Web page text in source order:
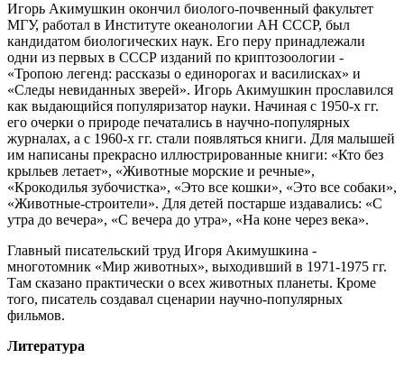
Игорь Акимушкин окончил биолого-почвенный факультет
МГУ, работал в Институте океанологии АН СССР, был
кандидатом биологических наук. Его перу принадлежали
одни из первых в СССР изданий по криптозоологии -
«Тропою легенд: рассказы о единорогах и василисках» и
«Следы невиданных зверей». Игорь Акимушкин прославился
как выдающийся популяризатор науки. Начиная с 1950-х гг.
его очерки о природе печатались в научно-популярных
журналах, а с 1960-х гг. стали появляться книги. Для малышей
им написаны прекрасно иллюстрированные книги: «Кто без
крыльев летает», «Животные морские и речные»,
«Крокодилья зубочистка», «Это все кошки», «Это все собаки»,
«Животные-строители». Для детей постарше издавались: «С
утра до вечера», «С вечера до утра», «На коне через века».
Главный писательский труд Игоря Акимушкина -
многотомник «Мир животных», выходивший в 1971-1975 гг.
Там сказано практически о всех животных планеты. Кроме
того, писатель создавал сценарии научно-популярных
фильмов.
Литература